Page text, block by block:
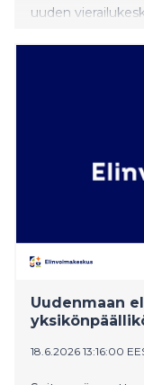
uuden
uusi kappeli.
Uudenmaan
18.6.2026 13:16:00